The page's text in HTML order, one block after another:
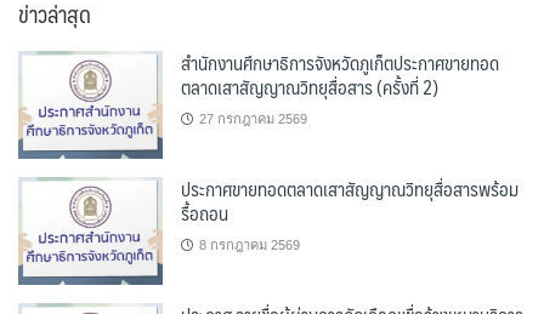
ข่าวล่าสุด
สำนักงานศึกษาธิการจังหวัดภูเก็ตประกาศขายทอด
ตลาดเสาสัญญาณวิทยุสื่อสาร (ครั้งที่ 2)
27 กรกฎาคม 2569
ประกาศขายทอดตลาดเสาสัญญาณวิทยุสื่อสารพร้อม
รื้อถอน
8 กรกฎาคม 2569